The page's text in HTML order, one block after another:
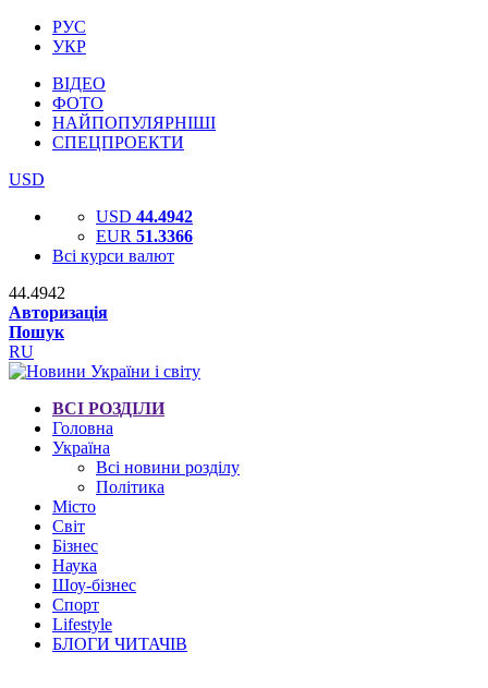
РУС
УКР
ВІДЕО
ФОТО
НАЙПОПУЛЯРНІШІ
СПЕЦПРОЕКТИ
USD
USD 44.4942
EUR 51.3366
Всі курси валют
44.4942
Авторизація
Пошук
RU
ВСІ РОЗДІЛИ
Головна
Україна
Всі новини розділу
Політика
Місто
Світ
Бізнес
Наука
Шоу-бізнес
Спорт
Lifestyle
БЛОГИ ЧИТАЧІВ